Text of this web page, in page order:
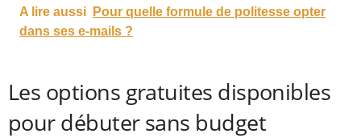
A lire aussi
Pour quelle formule de politesse opter
dans ses e-mails ?
Les options gratuites disponibles
pour débuter sans budget